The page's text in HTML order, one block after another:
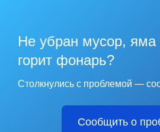
Не убран мусор, яма
горит фонарь?
Столкнулись с проблемой —
Сообщить о